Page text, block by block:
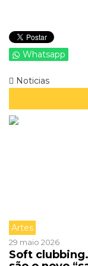
Whatsapp
Noticias
Artes
29 maio 2026
Soft